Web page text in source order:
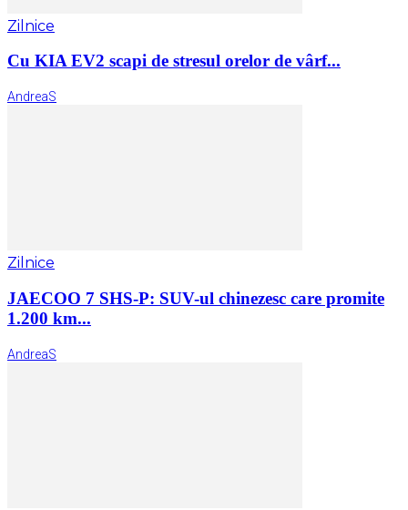
Zilnice
Cu KIA EV2 scapi de stresul orelor de vârf...
AndreaS
Zilnice
JAECOO 7 SHS-P: SUV-ul chinezesc care promite
1.200 km...
AndreaS